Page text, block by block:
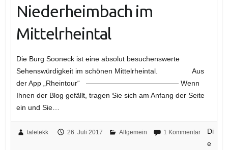
Niederheimbach im
Mittelrheintal
Die Burg Sooneck ist eine absolut besuchenswerte
Sehenswürdigkeit im schönen Mittelrheintal. Aus
der App „Rheintour“ ————————————— Wenn
Ihnen der Blog gefällt, tragen Sie sich am Anfang der Seite
ein und Sie…
taletekk 26. Juli 2017 Allgemein 1 Kommentar
Di
e